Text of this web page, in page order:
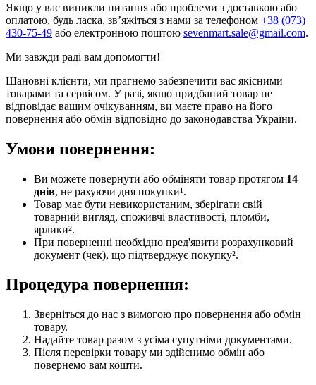
Якщо у вас виникли питання або проблеми з доставкою або
оплатою, будь ласка, зв’яжіться з нами за телефоном +38 (073)
430-75-49 або електронною поштою sevenmart.sale@gmail.com.
Ми завжди раді вам допомогти!
Шановні клієнти, ми прагнемо забезпечити вас якісними
товарами та сервісом. У разі, якщо придбаний товар не
відповідає вашим очікуванням, ви маєте право на його
повернення або обмін відповідно до законодавства України.
Умови повернення:
Ви можете повернути або обміняти товар протягом 14
днів, не рахуючи дня покупки¹.
Товар має бути невикористаним, зберігати свій
товарний вигляд, споживчі властивості, пломби,
ярлики².
При поверненні необхідно пред'явити розрахунковий
документ (чек), що підтверджує покупку².
Процедура повернення:
Зверніться до нас з вимогою про повернення або обмін
товару.
Надайте товар разом з усіма супутніми документами.
Після перевірки товару ми здійснимо обмін або
повернемо вам кошти.